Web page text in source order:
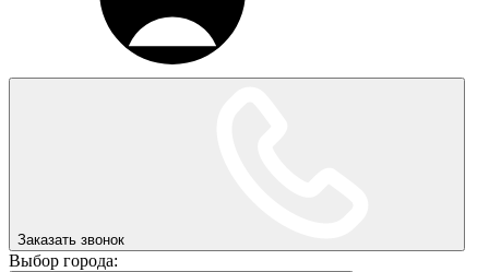
Заказать звонок
Выбор города: